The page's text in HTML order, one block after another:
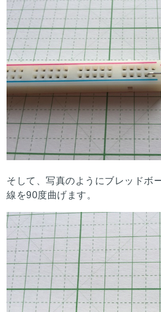
そして、写真のようにブレッドボ
線を90度曲げます。